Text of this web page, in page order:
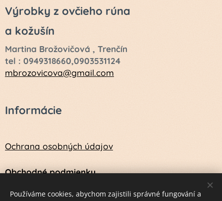
Výrobky z ovčieho rúna
a kožušín
Martina Brožovičová , Trenčín
tel : 0949318660,0903531124
mbrozovicova@gmail.com
Informácie
Ochrana osobných údajov
Obchodné podmienky
Návod na údržbu a ošetrenie vlny a kožušín
Používáme cookies, abychom zajistili správné fungování a